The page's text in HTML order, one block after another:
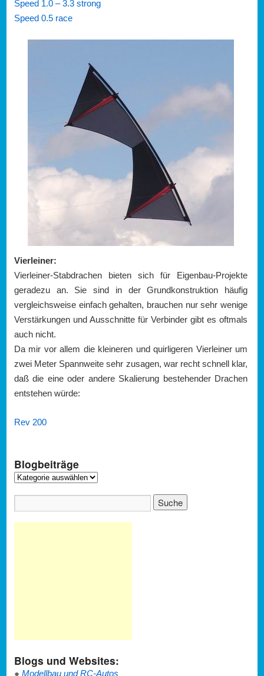
Speed 1.0 – 3.3 strong
Speed 0.5 race
Vierleiner:
Vierleiner-Stabdrachen bieten sich für Eigenbau-Projekte
geradezu an. Sie sind in der Grundkonstruktion häufig
vergleichsweise einfach gehalten, brauchen nur sehr wenige
Verstärkungen und Ausschnitte für Verbinder gibt es oftmals
auch nicht.
Da mir vor allem die kleineren und quirligeren Vierleiner um
zwei Meter Spannweite sehr zusagen, war recht schnell klar,
daß die eine oder andere Skalierung bestehender Drachen
entstehen würde:
Rev 200
Blogbeiträge
Blogs und Websites:
● Modellbau und RC-Autos